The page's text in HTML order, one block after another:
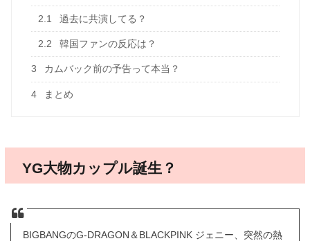
2.1 過去に共演してる？
2.2 韓国ファンの反応は？
3 カムバック前の予告って本当？
4 まとめ
YG大物カップル誕生？
BIGBANGのG-DRAGON＆BLACKPINK ジェニー、突然の熱